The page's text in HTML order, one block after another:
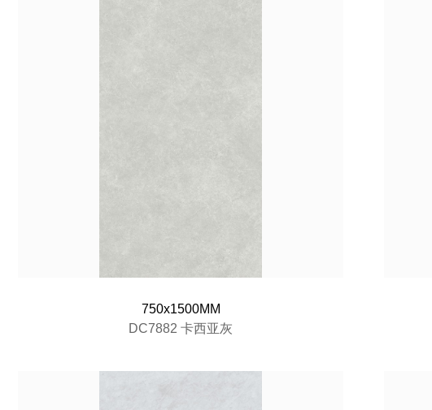
750x1500MM
DC7882 卡西亚灰